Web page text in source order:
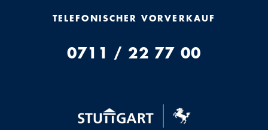
TELEFONISCHER VORVERKAUF
0711 / 22 77 00